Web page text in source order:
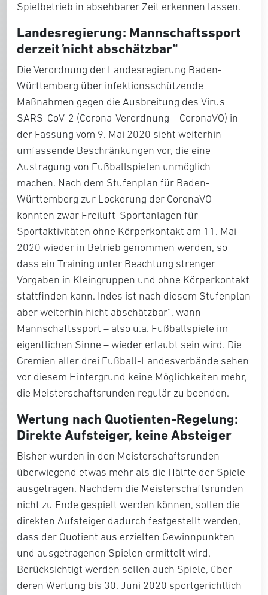
Spielbetrieb in absehbarer Zeit erkennen lassen.
Landesregierung: Mannschaftssport
derzeit „nicht abschätzbar“
Die Verordnung der Landesregierung Baden-
Württemberg über infektionsschützende
Maßnahmen gegen die Ausbreitung des Virus
SARS-CoV-2 (Corona-Verordnung – CoronaVO) in
der Fassung vom 9. Mai 2020 sieht weiterhin
umfassende Beschränkungen vor, die eine
Austragung von Fußballspielen unmöglich
machen. Nach dem Stufenplan für Baden-
Württemberg zur Lockerung der CoronaVO
konnten zwar Freiluft-Sportanlagen für
Sportaktivitäten ohne Körperkontakt am 11. Mai
2020 wieder in Betrieb genommen werden, so
dass ein Training unter Beachtung strenger
Vorgaben in Kleingruppen und ohne Körperkontakt
stattfinden kann. Indes ist nach diesem Stufenplan
aber weiterhin „nicht abschätzbar“, wann
Mannschaftssport – also u.a. Fußballspiele im
eigentlichen Sinne – wieder erlaubt sein wird. Die
Gremien aller drei Fußball-Landesverbände sehen
vor diesem Hintergrund keine Möglichkeiten mehr,
die Meisterschaftsrunden regulär zu beenden.
Wertung nach Quotienten-Regelung:
Direkte Aufsteiger, keine Absteiger
Bisher wurden in den Meisterschaftsrunden
überwiegend etwas mehr als die Hälfte der Spiele
ausgetragen. Nachdem die Meisterschaftsrunden
nicht zu Ende gespielt werden können, sollen die
direkten Aufsteiger dadurch festgestellt werden,
dass der Quotient aus erzielten Gewinnpunkten
und ausgetragenen Spielen ermittelt wird.
Berücksichtigt werden sollen auch Spiele, über
deren Wertung bis 30. Juni 2020 sportgerichtlich